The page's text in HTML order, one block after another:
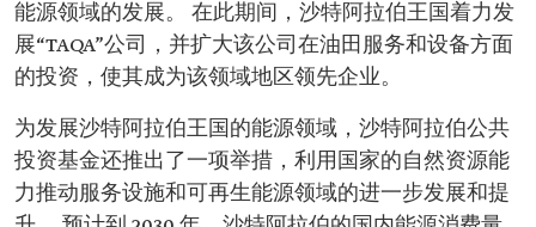
能源领域的发展。 在此期间，沙特阿拉伯王国着力发
展“TAQA”公司，并扩大该公司在油田服务和设备方面
的投资，使其成为该领域地区领先企业。
为发展沙特阿拉伯王国的能源领域，沙特阿拉伯公共
投资基金还推出了一项举措，利用国家的自然资源能
力推动服务设施和可再生能源领域的进一步发展和提